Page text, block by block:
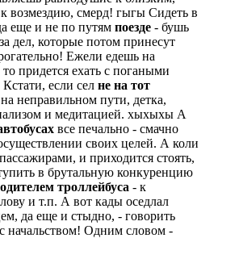
к возмездию, смерд! гыгы Сидеть в
еще и не по путям поезде - бушь
дел, которые потом принесут
Ежели едешь на
придется ехать с погаными
если сел не на тот
неправильном пути, детка,
и медитацией. хыхыхы А
все печально - смачно
своих целей. А коли
и приходится стоять,
в брутальную конкуренцию
троллейбуса - к
и т.п. А вот кады оседлал
да еще и стыдно, - говорить
начальством! Одним словом -